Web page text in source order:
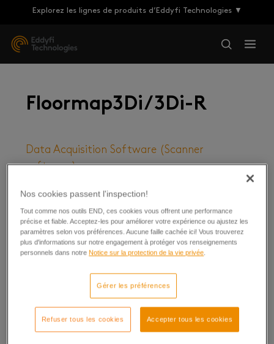
Explorez les lignes de produits d’Eddyfi Technologies ▼
Floormap3Di/3Di-R
Data Acquisition Software (Scanner
software)
Floormap Data Acquisition 2.3.485
Nos cookies passent l'inspection!
Tout comme nos outils END, ces cookies vous offrent une performance
précise et fiable. Acceptez-les pour améliorer votre expérience ou ajustez les
paramètres selon vos préférences. Aucune faille cachée ici! Vous trouverez
plus d'informations sur notre engagement à protéger vos renseignements
personnels dans notre Notice sur la protection de la vie privée.
Gérer les préférences
Refuser tous les cookies Accepter tous les cookies